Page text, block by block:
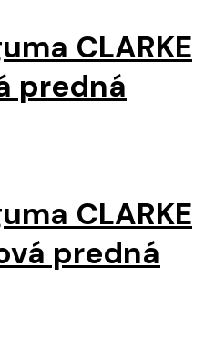
CLARKE
predná
CLARKE
predná